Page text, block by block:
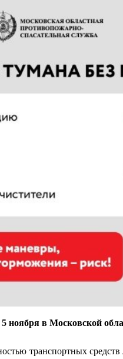
ноября в Московской
транспортных